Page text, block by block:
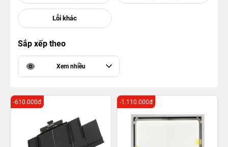
Sắp xếp theo
Xem nhiều
-610.000đ -1.110.000đ